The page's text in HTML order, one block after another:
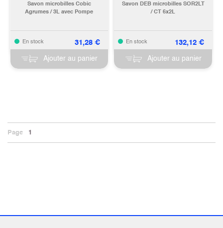
Savon microbilles Cobic
Agrumes / 3L avec Pompe
En stock 31,28€
Ajouter au panier
Savon DEB microbilles SOR2LT
/ CT 6x2L
En stock 132,12€
Ajouter au panier
Page 1